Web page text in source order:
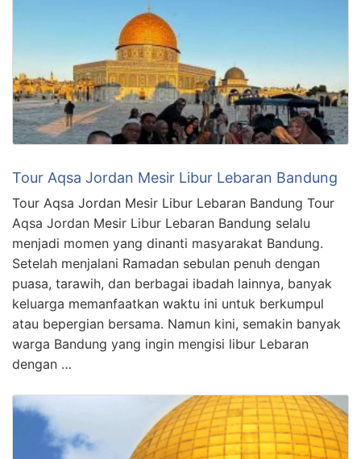
Tour Aqsa Jordan Mesir Libur Lebaran Bandung
Tour Aqsa Jordan Mesir Libur Lebaran Bandung Tour
Aqsa Jordan Mesir Libur Lebaran Bandung selalu
menjadi momen yang dinanti masyarakat Bandung.
Setelah menjalani Ramadan sebulan penuh dengan
puasa, tarawih, dan berbagai ibadah lainnya, banyak
keluarga memanfaatkan waktu ini untuk berkumpul
atau bepergian bersama. Namun kini, semakin banyak
warga Bandung yang ingin mengisi libur Lebaran
dengan …